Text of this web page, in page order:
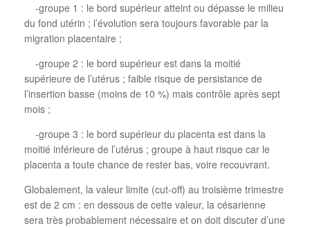
-groupe 1 : le bord supérieur atteint ou dépasse le milieu
du fond utérin ; l’évolution sera toujours favorable par la
migration placentaire ;
-groupe 2 : le bord supérieur est dans la moitié
supérieure de l’utérus ; faible risque de persistance de
l’insertion basse (moins de 10 %) mais contrôle après sept
mois ;
-groupe 3 : le bord supérieur du placenta est dans la
moitié inférieure de l’utérus ; groupe à haut risque car le
placenta a toute chance de rester bas, voire recouvrant.
Globalement, la valeur limite (cut-off) au troisième trimestre
est de 2 cm : en dessous de cette valeur, la césarienne
sera très probablement nécessaire et on doit discuter d’une